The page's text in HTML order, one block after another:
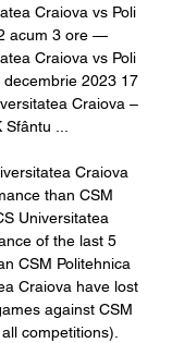
Craiova vs Poli
acum 3 ore —
Craiova vs Poli
2023 17
Craiova –
Sfântu ...
Craiova
than CSM
Universitatea
of the last 5
CSM Politehnica
Craiova have lost
against CSM
competitions).